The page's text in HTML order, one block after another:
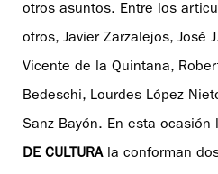
otros asuntos. Entre los
otros, Javier Zarzalejos, José
Vicente de la Quintana,
Bedeschi, Lourdes López
Sanz Bayón. En esta ocasión
DE CULTURA la conforman